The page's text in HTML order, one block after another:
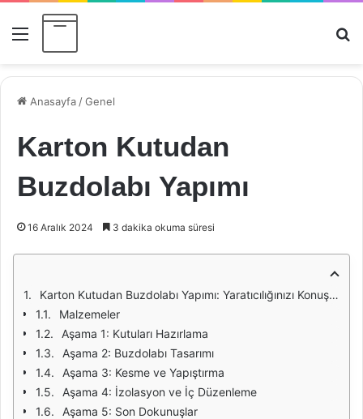
Menü
Anasayfa /Genel
Karton Kutudan
Buzdolabı Yapımı
16 Aralık 2024 3 dakika okuma süresi
Karton Kutudan Buzdolabı Yapımı: Yaratıcılığınızı Konuşturun
Malzemeler
Aşama 1: Kutuları Hazırlama
Aşama 2: Buzdolabı Tasarımı
Aşama 3: Kesme ve Yapıştırma
Aşama 4: İzolasyon ve İç Düzenleme
Aşama 5: Son Dokunuşlar